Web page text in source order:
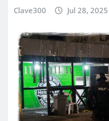
Clave300 Jul 28, 2025